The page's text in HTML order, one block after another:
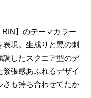
RIN】のテーマカラー
現。生成りと黒の刺
調したスクエア型のデ
張感あふれるデザイ
さも持ち合わせてたか